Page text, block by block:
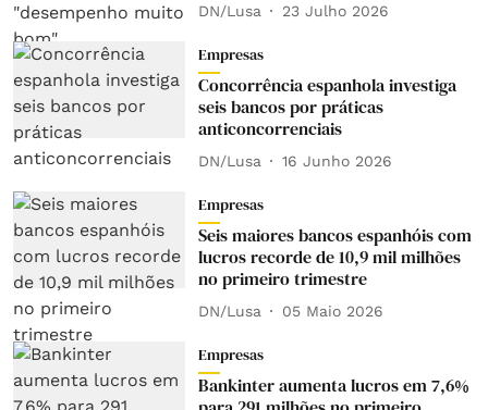
DN/Lusa 23 Julho 2026
Empresas
Concorrência espanhola investiga
seis bancos por práticas
anticoncorrenciais
DN/Lusa 16 Junho 2026
Empresas
Seis maiores bancos espanhóis com
lucros recorde de 10,9 mil milhões
no primeiro trimestre
DN/Lusa 05 Maio 2026
Empresas
Bankinter aumenta lucros em 7,6%